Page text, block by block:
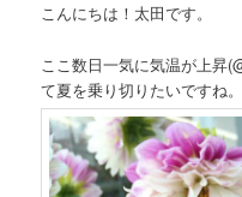
こんにちは！太田です。
ここ数日一気に気温が上昇
て夏を乗り切りたいですね。